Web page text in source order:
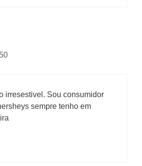
irresestivel. Sou consumidor
sempre tenho em